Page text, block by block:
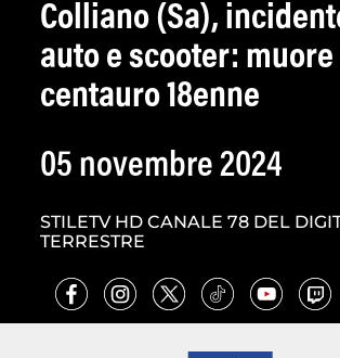
Colliano (Sa),
auto e scooter: muore
centauro 18enne
05 novembre 2024
STILETV HD CANALE 78 DEL
TERRESTRE